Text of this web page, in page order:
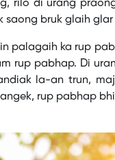
rilo di urang
saong bruk glaih glar
palagaih ka rup
rup pabhap. Di
la-an trun,
rup pabhap